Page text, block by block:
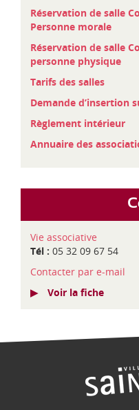
Réservation de salle
Personne morale
Réservation de salle
personne physique
Tarifs des salles
Demande d’insertion
Règlement intérieur
Annuaire des
Vie associative
Tél : 05 32 09 67 54
Contacter par e-mail
Voir la fiche